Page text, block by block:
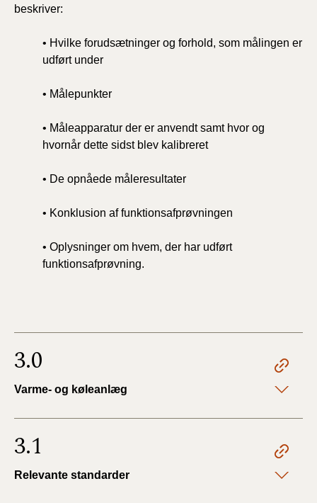
beskriver:
• Hvilke forudsætninger og forhold, som målingen er
udført under
• Målepunkter
• Måleapparatur der er anvendt samt hvor og
hvornår dette sidst blev kalibreret
• De opnåede måleresultater
• Konklusion af funktionsafprøvningen
• Oplysninger om hvem, der har udført
funktionsafprøvning.
3.0
Varme- og køleanlæg
3.1
Relevante standarder